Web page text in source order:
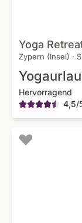
Yoga
Zypern (Insel) ·
Hervorragend
4,5/